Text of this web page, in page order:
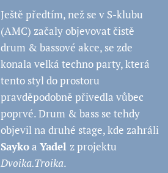
Ještě předtím, než se v S-klubu
(AMC) začaly objevovat čistě
drum & bassové akce, se zde
konala velká techno party, která
tento styl do prostoru
pravděpodobně přivedla vůbec
poprvé. Drum & bass se tehdy
objevil na druhé stage, kde zahráli
SaykoaYadel z projektu
Dvoika.Troika.